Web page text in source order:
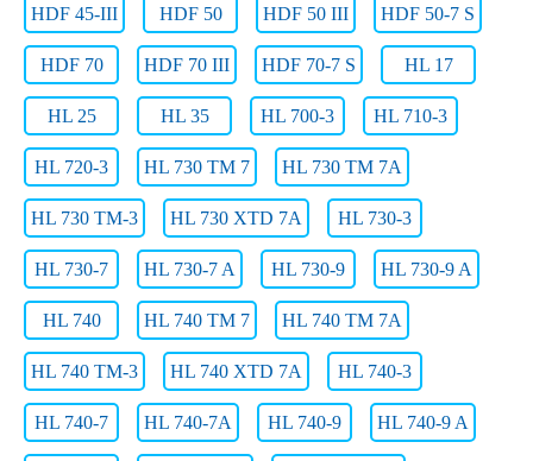
HDF 45-III HDF 50 HDF 50 III HDF 50-7 S
HDF 70 HDF 70 III HDF 70-7 S HL 17
HL 25 HL 35 HL 700-3 HL 710-3
HL 720-3 HL 730 TM 7 HL 730 TM 7A
HL 730 TM-3 HL 730 XTD 7A HL 730-3
HL 730-7 HL 730-7 A HL 730-9 HL 730-9 A
HL 740 HL 740 TM 7 HL 740 TM 7A
HL 740 TM-3 HL 740 XTD 7A HL 740-3
HL 740-7 HL 740-7A HL 740-9 HL 740-9 A